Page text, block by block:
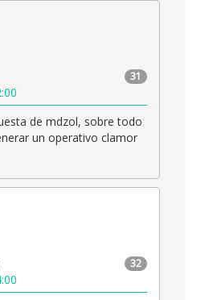
31
de mdzol, sobre todo
un operativo clamor
32